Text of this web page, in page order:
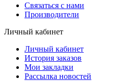
Связаться с нами
Производители
Личный кабинет
Личный кабинет
История заказов
Мои закладки
Рассылка новостей